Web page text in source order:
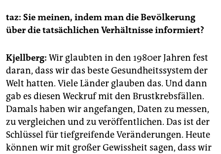
taz: Sie meinen, indem man die Bevölkerung
über die tatsächlichen Verhältnisse informiert?
Kjellberg: Wir glaubten in den 1980er Jahren fest
daran, dass wir das beste Gesundheitssystem der
Welt hatten. Viele Länder glauben das. Und dann
gab es diesen Weckruf mit den Brustkrebsfällen.
Damals haben wir angefangen, Daten zu messen,
zu vergleichen und zu veröffentlichen. Das ist der
Schlüssel für tiefgreifende Veränderungen. Heute
können wir mit großer Gewissheit sagen, dass wir